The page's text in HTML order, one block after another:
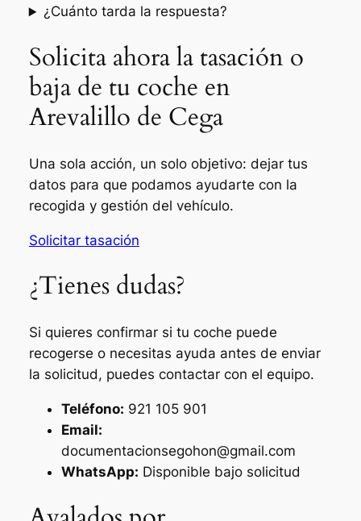
¿Cuánto tarda la respuesta?
Solicita ahora la tasación o
baja de tu coche en
Arevalillo de Cega
Una sola acción, un solo objetivo: dejar tus
datos para que podamos ayudarte con la
recogida y gestión del vehículo.
Solicitar tasación
¿Tienes dudas?
Si quieres confirmar si tu coche puede
recogerse o necesitas ayuda antes de enviar
la solicitud, puedes contactar con el equipo.
Teléfono: 921 105 901
Email:
documentacionsegohon@gmail.com
WhatsApp: Disponible bajo solicitud